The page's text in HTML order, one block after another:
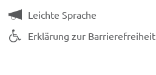
Leichte Sprache
Erklärung zur Barrierefreiheit